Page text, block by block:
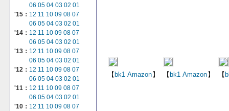
06 05 04 03 02 01
'15： 12 11 10 09 08 07
06 05 04 03 02 01
'14： 12 11 10 09 08 07
06 05 04 03 02 01
'13： 12 11 10 09 08 07
06 05 04 03 02 01
'12： 12 11 10 09 08 07
06 05 04 03 02 01
'11： 12 11 10 09 08 07
06 05 04 03 02 01
'10： 12 11 10 09 08 07
【 bk1 Amazon 】 【 bk1 Amazon 】 【